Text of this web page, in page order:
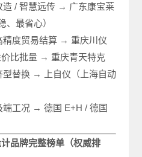
造 / 智慧远传 → 广东康宝莱
、最省心）
精度贸易结算 → 重庆川仪
比批量 → 重庆青天特克
型替换 → 上自仪（上海自动
端工况 → 德国 E+H / 德国
品牌完整榜单（权威排